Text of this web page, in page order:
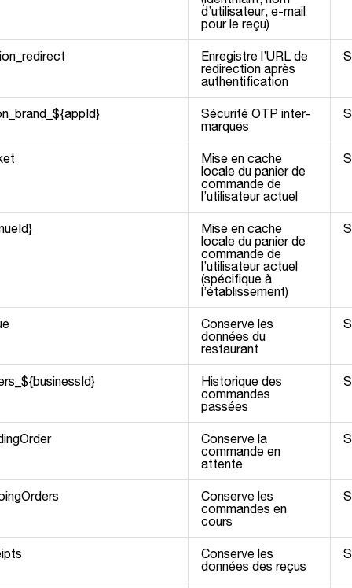
d’utilisateur, e-mail
pour le reçu)
Enregistre l’URL de
redirection après
authentification
Sécurité OTP inter-
marques
Mise en cache
locale du panier de
commande de
l’utilisateur actuel
Mise en cache
locale du panier de
commande de
l’utilisateur actuel
(spécifique à
l’établissement)
Conserve les
données du
restaurant
Historique des
commandes
passées
Conserve la
commande en
attente
Conserve les
commandes en
cours
Conserve les
données des reçus